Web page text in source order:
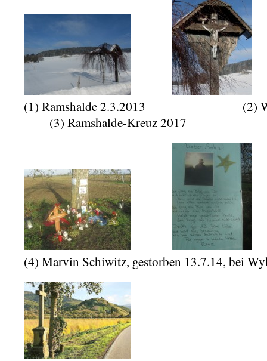
(1) Ramshalde 2.3.2013 (2)
(3) Ramshalde-Kreuz 2017
(4) Marvin Schiwitz, gestorben 13.7.14, bei